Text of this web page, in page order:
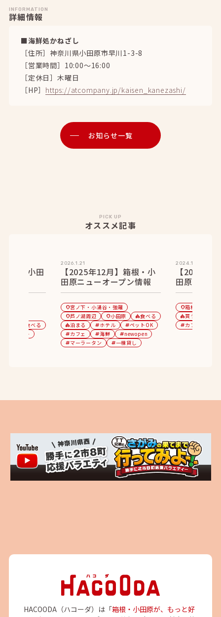
INFORMATION
詳細情報
■海鮮処かねざし
［住所］神奈川県小田原市早川1-3-8
［営業時間］10:00〜16:00
［定休日］木曜日
［HP］ https://atcompany.jp/kaisen_kanezashi/
お知らせ一覧
PICK UP
オススメ記事
根・小田
食べる
ディナー
2026.1.21
【2025年12月】箱根・小
田原ニューオープン情報
location_on宮ノ下・小涌谷・強羅
location_on芦ノ湖周辺 location_on小田原 category食べる
category泊まる tagホテル tagペットOK
tagカフェ tag海鮮 tagnewopen
tagマーラータン tag一棟貸し
2024.1.12
【2023年
田原ニュー
location_on箱根湯本
category買う
tagカフェ
HACOODA（ハコーダ）は「箱根・小田原が、もっと好